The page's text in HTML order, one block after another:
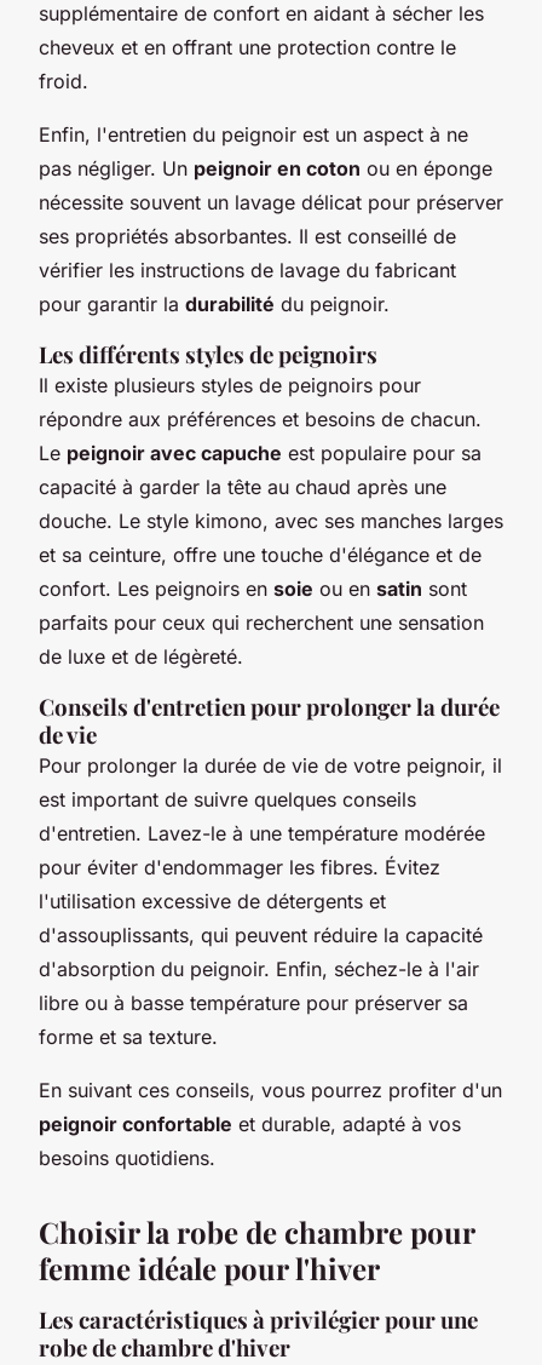
supplémentaire de confort en aidant à sécher les
cheveux et en offrant une protection contre le
froid.
Enfin, l'entretien du peignoir est un aspect à ne
pas négliger. Un peignoir en coton ou en éponge
nécessite souvent un lavage délicat pour préserver
ses propriétés absorbantes. Il est conseillé de
vérifier les instructions de lavage du fabricant
pour garantir la durabilité du peignoir.
Les différents styles de peignoirs
Il existe plusieurs styles de peignoirs pour
répondre aux préférences et besoins de chacun.
Le peignoir avec capuche est populaire pour sa
capacité à garder la tête au chaud après une
douche. Le style kimono, avec ses manches larges
et sa ceinture, offre une touche d'élégance et de
confort. Les peignoirs en soie ou en satin sont
parfaits pour ceux qui recherchent une sensation
de luxe et de légèreté.
Conseils d'entretien pour prolonger la durée
de vie
Pour prolonger la durée de vie de votre peignoir, il
est important de suivre quelques conseils
d'entretien. Lavez-le à une température modérée
pour éviter d'endommager les fibres. Évitez
l'utilisation excessive de détergents et
d'assouplissants, qui peuvent réduire la capacité
d'absorption du peignoir. Enfin, séchez-le à l'air
libre ou à basse température pour préserver sa
forme et sa texture.
En suivant ces conseils, vous pourrez profiter d'un
peignoir confortable et durable, adapté à vos
besoins quotidiens.
Choisir la robe de chambre pour
femme idéale pour l'hiver
Les caractéristiques à privilégier pour une
robe de chambre d'hiver